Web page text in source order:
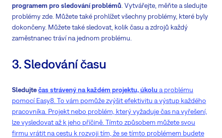
programem pro sledování problémů. Vytvářejte, měňte a sledujte
problémy zde. Můžete také prohlížet všechny problémy, které byly
dokončeny. Můžete také sledovat, kolik času a zdrojů každý
zaměstnanec tráví na jednom problému.
3. Sledování času
Sledujtečas strávený na každém projektu, úkolu a problému
pomocí Easy8. To vám pomůže zvýšit efektivitu a výstup každého
pracovníka. Projekt nebo problém, který vyžaduje čas na vyřešení,
lze vysledovat až k jeho příčině. Tímto způsobem můžete svou
firmu vrátit na cestu k rozvoji tím, že se tímto problémem budete